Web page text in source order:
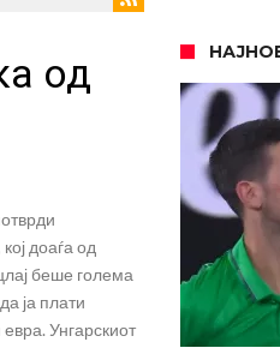
за успех
од УЕФА
од
доаѓа од
беше голема
ја плати
Унгарскиот